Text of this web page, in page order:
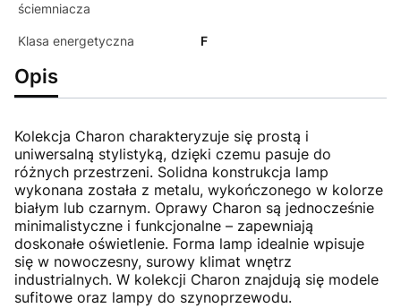
ściemniacza
Klasa energetyczna F
Opis
Kolekcja Charon charakteryzuje się prostą i
uniwersalną stylistyką, dzięki czemu pasuje do
różnych przestrzeni. Solidna konstrukcja lamp
wykonana została z metalu, wykończonego w kolorze
białym lub czarnym. Oprawy Charon są jednocześnie
minimalistyczne i funkcjonalne – zapewniają
doskonałe oświetlenie. Forma lamp idealnie wpisuje
się w nowoczesny, surowy klimat wnętrz
industrialnych. W kolekcji Charon znajdują się modele
sufitowe oraz lampy do szynoprzewodu.